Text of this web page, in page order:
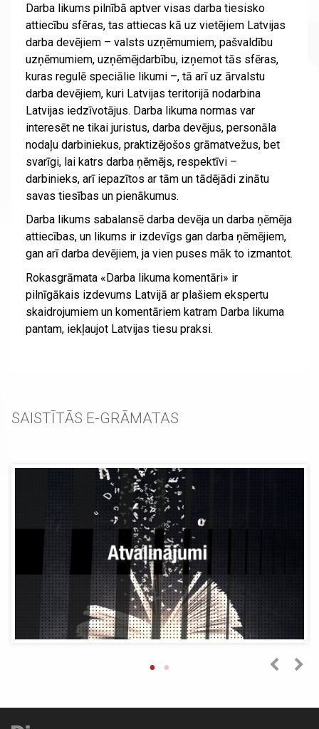
Darba likums pilnībā aptver visas darba tiesisko
attiecību sfēras, tas attiecas kā uz vietējiem Latvijas
darba devējiem – valsts uzņēmumiem, pašvaldību
uzņēmumiem, uzņēmējdarbību, izņemot tās sfēras,
kuras regulē speciālie likumi –, tā arī uz ārvalstu
darba devējiem, kuri Latvijas teritorijā nodarbina
Latvijas iedzīvotājus. Darba likuma normas var
interesēt ne tikai juristus, darba devējus, personāla
nodaļu darbiniekus, praktizējošos grāmatvežus, bet
svarīgi, lai katrs darba ņēmējs, respektīvi –
darbinieks, arī iepazītos ar tām un tādējādi zinātu
savas tiesības un pienākumus.
Darba likums sabalansē darba devēja un darba ņēmēja
attiecības, un likums ir izdevīgs gan darba ņēmējiem,
gan arī darba devējiem, ja vien puses māk to izmantot.
Rokasgrāmata «Darba likuma komentāri» ir
pilnīgākais izdevums Latvijā ar plašiem ekspertu
skaidrojumiem un komentāriem katram Darba likuma
pantam, iekļaujot Latvijas tiesu praksi.
SAISTĪTĀS E-GRĀMATAS